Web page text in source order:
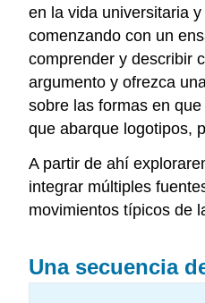
en la vida universitaria
comenzando con un
comprender y describir
argumento y ofrezca
sobre las formas en
que abarque logotipos,
A partir de ahí
integrar múltiples
movimientos típicos de
Una secuencia